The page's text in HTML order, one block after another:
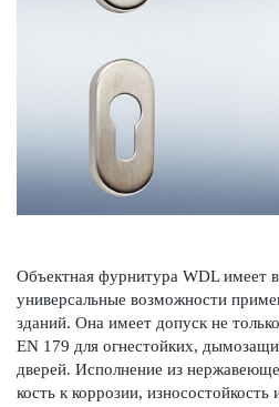
Объектная фурнитура WDL имеет
унив­ерсальные возможности
зданий. Она имеет допуск не
EN 179 для огн­ес­тойких,
дверей. Исполнение из
кость к коррозии, износос­той­кость